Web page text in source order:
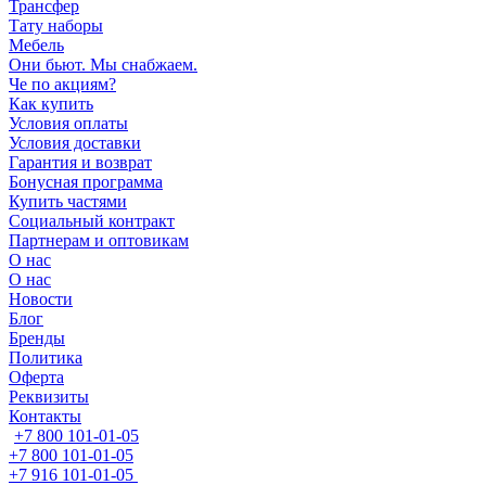
Трансфер
Тату наборы
Мебель
Они бьют. Мы снабжаем.
Че по акциям?
Как купить
Условия оплаты
Условия доставки
Гарантия и возврат
Бонусная программа
Купить частями
Социальный контракт
Партнерам и оптовикам
О нас
О нас
Новости
Блог
Бренды
Политика
Оферта
Реквизиты
Контакты
+7 800 101-01-05
+7 800 101-01-05
+7 916 101-01-05